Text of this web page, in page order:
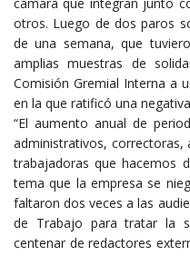
cámara que integran junto
otros. Luego de dos paros
de una semana, que
amplias muestras de
Comisión Gremial Interna a
en la que ratificó una
“El aumento anual de
administrativos, correctoras,
trabajadoras que hacemos
tema que la empresa se
faltaron dos veces a las
de Trabajo para tratar la
centenar de redactores